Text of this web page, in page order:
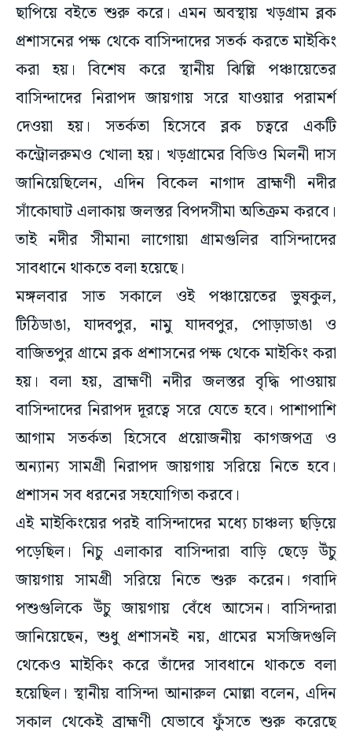
ছাপিয়ে বইতে শুরু করে। এমন অবস্থায় খড়গ্রাম ব্লক
প্রশাসনের পক্ষ থেকে বাসিন্দাদের সতর্ক করতে মাইকিং
করা হয়। বিশেষ করে স্থানীয় ঝিল্লি পঞ্চায়েতের
বাসিন্দাদের নিরাপদ জায়গায় সরে যাওয়ার পরামর্শ
দেওয়া হয়। সতর্কতা হিসেবে ব্লক চত্বরে একটি
কন্ট্রোলরুমও খোলা হয়। খড়গ্রামের বিডিও মিলনী দাস
জানিয়েছিলেন, এদিন বিকেল নাগাদ ব্রাহ্মণী নদীর
সাঁকোঘাট এলাকায় জলস্তর বিপদসীমা অতিক্রম করবে।
তাই নদীর সীমানা লাগোয়া গ্রামগুলির বাসিন্দাদের
সাবধানে থাকতে বলা হয়েছে।
মঙ্গলবার সাত সকালে ওই পঞ্চায়েতের ভুষকুল,
টিঠিডাঙা, যাদবপুর, নামু যাদবপুর, পোড়াডাঙা ও
বাজিতপুর গ্রামে ব্লক প্রশাসনের পক্ষ থেকে মাইকিং করা
হয়। বলা হয়, ব্রাহ্মণী নদীর জলস্তর বৃদ্ধি পাওয়ায়
বাসিন্দাদের নিরাপদ দূরত্বে সরে যেতে হবে। পাশাপাশি
আগাম সতর্কতা হিসেবে প্রয়োজনীয় কাগজপত্র ও
অন্যান্য সামগ্রী নিরাপদ জায়গায় সরিয়ে নিতে হবে।
প্রশাসন সব ধরনের সহযোগিতা করবে।
এই মাইকিংয়ের পরই বাসিন্দাদের মধ্যে চাঞ্চল্য ছড়িয়ে
পড়েছিল। নিচু এলাকার বাসিন্দারা বাড়ি ছেড়ে উঁচু
জায়গায় সামগ্রী সরিয়ে নিতে শুরু করেন। গবাদি
পশুগুলিকে উঁচু জায়গায় বেঁধে আসেন। বাসিন্দারা
জানিয়েছেন, শুধু প্রশাসনই নয়, গ্রামের মসজিদগুলি
থেকেও মাইকিং করে তাঁদের সাবধানে থাকতে বলা
হয়েছিল। স্থানীয় বাসিন্দা আনারুল মোল্লা বলেন, এদিন
সকাল থেকেই ব্রাহ্মণী যেভাবে ফুঁসতে শুরু করেছে